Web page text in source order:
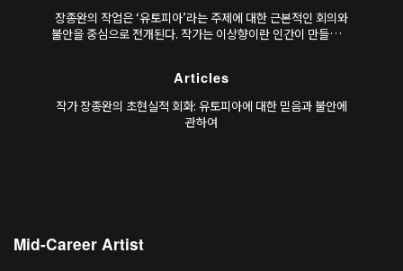
장종완의 작업은 ‘유토피아’라는 주제에 대한 근본적인 회의와
불안을 중심으로 전개된다. 작가는 이상향이란 인간이 만들어낸
를 드러낸다.
Articles
작가 장종완의 초현실적 회화: 유토피아에 대한 믿음과 불안에
관하여
Mid-Career Artist